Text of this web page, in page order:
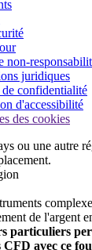
non-
juridiques
confidentialité
d'accessibilité
des cookies
ou une autre
de l'argent
particuliers
CFD avec ce